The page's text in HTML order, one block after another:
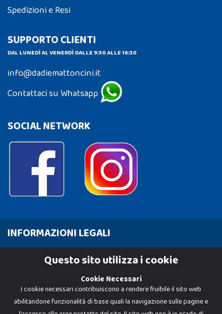
Spedizioni e Resi
SUPPORTO CLIENTI
DAL LUNEDÌ AL VENERDÌ DALLE 9:30 ALLE 16:30
info@dadiemattoncini.it
Contattaci su Whatsapp
SOCIAL NETWORK
INFORMAZIONI LEGALI
Cookie PolicyQuesto sito utilizza i cookie
Cookie Necessari
I cookie necessari contribuiscono a rendere fruibile il sito web
abilitandone funzionalità di base quali la navigazione sulle pagine e